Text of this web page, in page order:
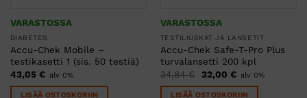
VARASTOSSA
DIABETES
Accu-Chek Mobile –
testikasetti 1 (sis. 50 testiä)
43,05 € alv 0%
LISÄÄ OSTOSKORIIN
VARASTOSSA
TESTILIUSKAT JA LANSETIT
Accu-Chek Safe-T-Pro Plus
turvalansetti 200 kpl
34,84€
Alkuperäinen
hinta
oli:
32,00 €Nykyinen
on:
alv 0%
LISÄÄ OSTOSKORIIN